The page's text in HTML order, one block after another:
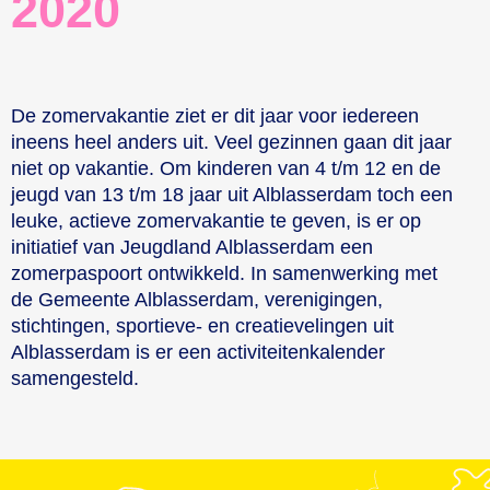
De zomervakantie ziet er dit jaar voor iedereen
ineens heel anders uit. Veel gezinnen gaan dit jaar
niet op vakantie. Om kinderen van 4 t/m 12 en de
jeugd van 13 t/m 18 jaar uit Alblasserdam toch een
leuke, actieve zomervakantie te geven, is er op
initiatief van Jeugdland Alblasserdam een
zomerpaspoort ontwikkeld. In samenwerking met
de Gemeente Alblasserdam, verenigingen,
stichtingen, sportieve- en creatievelingen uit
Alblasserdam is er een activiteitenkalender
samengesteld.